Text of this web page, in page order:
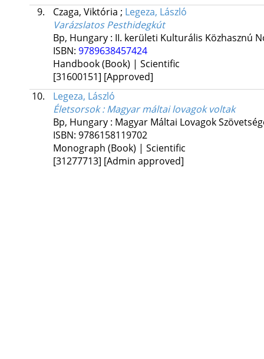
9.
Czaga, Viktória ; Legeza, László
Varázslatos Pesthidegkút
Bp, Hungary : II. kerületi Kulturális Közhasznú
ISBN: 9789638457424
Handbook (Book) | Scientific
[31600151] [Approved]
10.
Legeza, László
Életsorsok : Magyar máltai lovagok voltak
Bp, Hungary : Magyar Máltai Lovagok
ISBN: 9786158119702
Monograph (Book) | Scientific
[31277713] [Admin approved]